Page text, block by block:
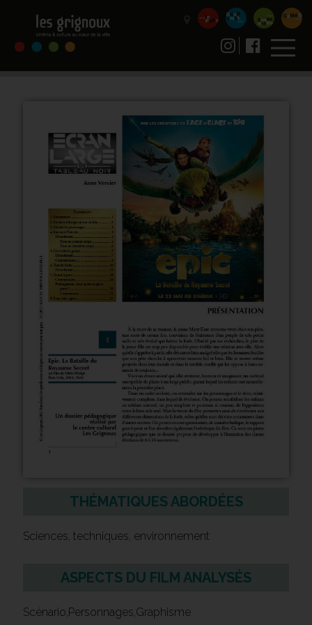
THÉMATIQUES ABORDÉES
Sciences, techniques, environnement
ASPECTS DU FILM ANALYSÉS
Scénario,Personnages,Graphisme